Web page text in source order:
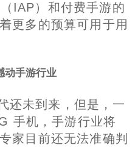
IAP）和付费手游的
更多的预算可用于用
动手游行业
还未到来，但是，一
手机，手游行业将
家目前还无法准确判